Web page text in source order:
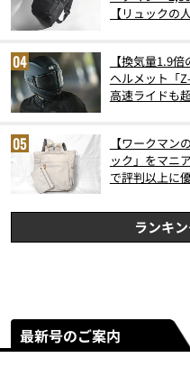
【リュックの
【換気量1.9
ヘルメット「
高速ライドも
【ワークマン
ック」をマニ
で評判以上に
ランキ
最新号のご案内